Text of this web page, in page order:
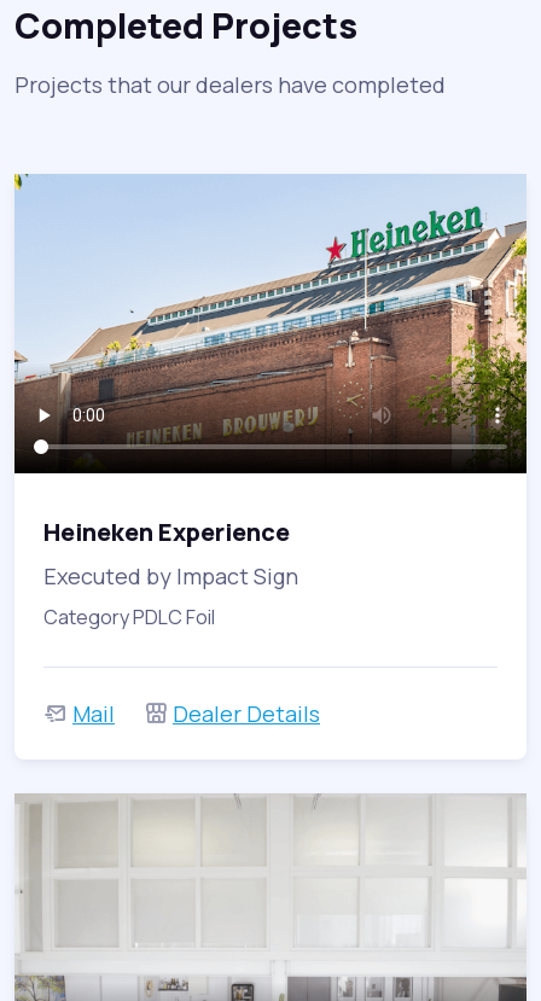
Completed Projects
Projects that our dealers have completed
Heineken Experience
Executed by Impact Sign
Category PDLC Foil
Mail Dealer Details